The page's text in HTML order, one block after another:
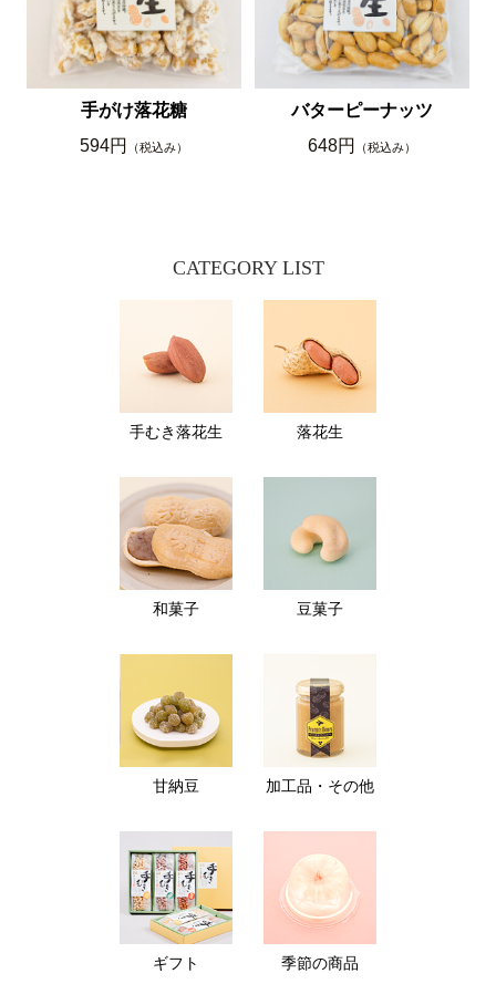
手がけ落花糖
594円
（税込み）
バターピーナッツ
648円
（税込み）
CATEGORY LIST
手むき落花生 落花生
和菓子 豆菓子
甘納豆 加工品・その他
ギフト 季節の商品